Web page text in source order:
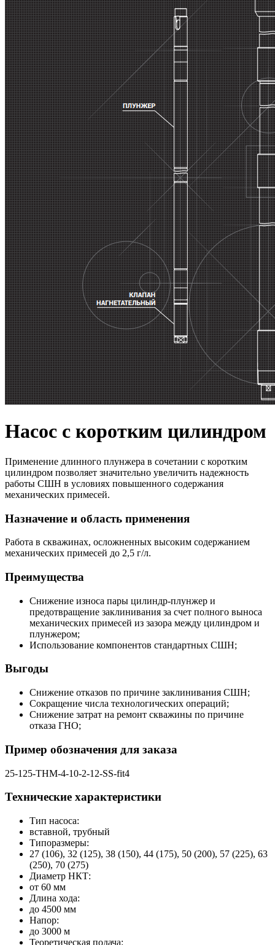
Насос с коротким цилиндром
Применение длинного плунжера в сочетании с коротким
цилиндром позволяет значительно увеличить надежность
работы СШН в условиях повышенного содержания
механических примесей.
Назначение и область применения
Работа в скважинах, осложненных высоким содержанием
механических примесей до 2,5 г/л.
Преимущества
Снижение износа пары цилиндр-плунжер и
предотвращение заклинивания за счет полного выноса
механических примесей из зазора между цилиндром и
плунжером;
Использование компонентов стандартных СШН;
Выгоды
Снижение отказов по причине заклинивания СШН;
Сокращение числа технологических операций;
Снижение затрат на ремонт скважины по причине
отказа ГНО;
Пример обозначения для заказа
25-125-ТНМ-4-10-2-12-SS-fit4
Технические характеристики
Тип насоса:
вставной, трубный
Типоразмеры:
27 (106), 32 (125), 38 (150), 44 (175), 50 (200), 57 (225), 63
(250), 70 (275)
Диаметр НКТ:
от 60 мм
Длина хода:
до 4500 мм
Напор:
до 3000 м
Теоретическая подача: